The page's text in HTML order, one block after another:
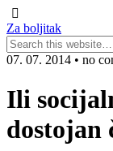
Za boljitak
07. 07. 2014 • no
Ili
dostojan